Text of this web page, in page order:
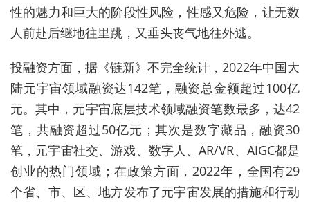
性的魅力和巨大的阶段性风险，性感又危险，让无数
人前赴后继地往里跳，又垂头丧气地往外逃。
投融资方面，据《链新》不完全统计，2022年中国大
陆元宇宙领域融资达142笔，融资总金额超过100亿
元。其中，元宇宙底层技术领域融资笔数最多，达42
笔，共融资超过50亿元；其次是数字藏品，融资30
笔，元宇宙社交、游戏、数字人、AR/VR、AIGC都是
创业的热门领域；在政策方面，2022年，全国有29
个省、市、区、地方发布了元宇宙发展的措施和行动